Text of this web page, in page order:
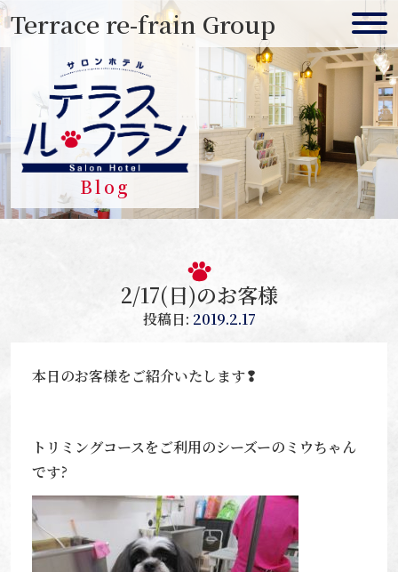
Skip
content
Terrace re-frain Group
Blog
2/17(日)のお客様
投稿日: 2019.2.17
本日のお客様をご紹介いたします❢
トリミングコースをご利用のシーズーのミウちゃん
です?